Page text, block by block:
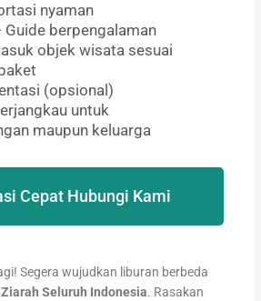
nyaman
Guide berpengalaman
objek wisata sesuai
(opsional)
untuk
maupun keluarga
Cepat Hubungi Kami
Segera wujudkan liburan berbeda
Seluruh Indonesia. Rasakan